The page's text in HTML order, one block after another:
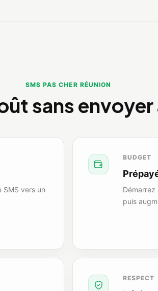
SMS PAS CHER RÉUNION
sans envoyer
vers un
BUDGET
puis
RESPECT